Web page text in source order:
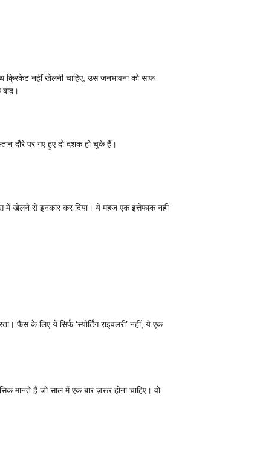
क्रिकेट नहीं खेलनी चाहिए, उस जनभावना को साफ
दौरे पर गए हुए दो दशक हो चुके हैं।
में खेलने से इनकार कर दिया। ये महज़ एक इत्तेफाक नहीं
फैंस के लिए ये सिर्फ ‘स्पोर्टिंग राइवलरी’ नहीं, ये एक
मानते हैं जो साल में एक बार ज़रूर होना चाहिए। वो